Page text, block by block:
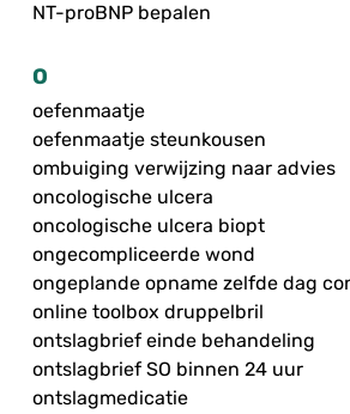
NT-proBNP bepalen
O
oefenmaatje
oefenmaatje steunkousen
ombuiging verwijzing naar advies
oncologische ulcera
oncologische ulcera biopt
ongecompliceerde wond
ongeplande opname zelfde dag
online toolbox druppelbril
ontslagbrief einde behandeling
ontslagbrief SO binnen 24 uur
ontslagmedicatie